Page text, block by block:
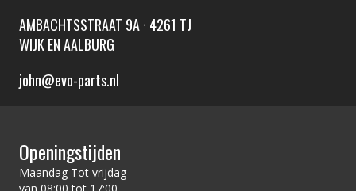
AMBACHTSSTRAAT 9A · 4261 TJ
WIJK EN AALBURG
john@evo-parts.nl
Openingstijden
Maandag Tot vrijdag
van 08:00 tot 17:00